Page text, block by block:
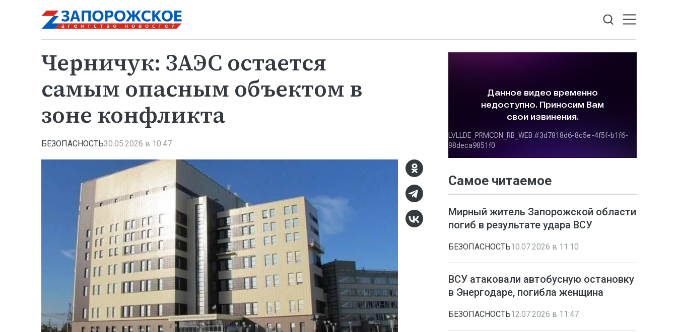
Черничук: ЗАЭС остается
самым опасным объектом в
зоне конфликта
БЕЗОПАСНОСТЬ30.05.2026 в 10:47
Самое читаемое
Мирный житель Запорожской области
погиб в результате удара ВСУ
БЕЗОПАСНОСТЬ10.07.2026 в 11:10
ВСУ атаковали автобусную остановку
в Энергодаре, погибла женщина
БЕЗОПАСНОСТЬ12.07.2026 в 11:47